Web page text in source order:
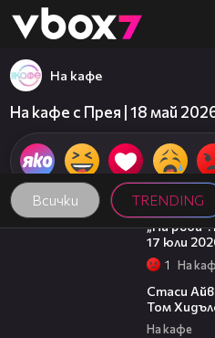
👾
Всички TRENDING
На кафе
На кафе с Прея | 18 май
09:09
„На
17 юли
1 На
Стаси
Том
На кафе